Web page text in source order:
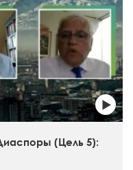
(Цель 5):